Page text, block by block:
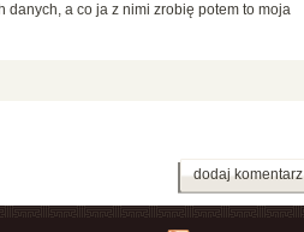
danych, a co ja z nimi zrobię potem to moja
dodaj komentarz